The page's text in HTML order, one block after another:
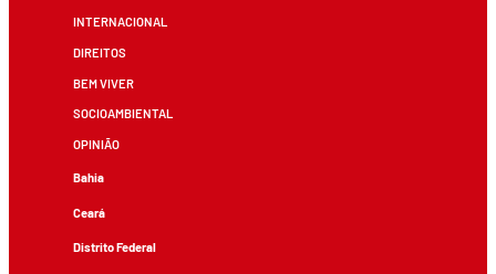
INTERNACIONAL
DIREITOS
BEM VIVER
SOCIOAMBIENTAL
OPINIÃO
Bahia
Ceará
Distrito Federal